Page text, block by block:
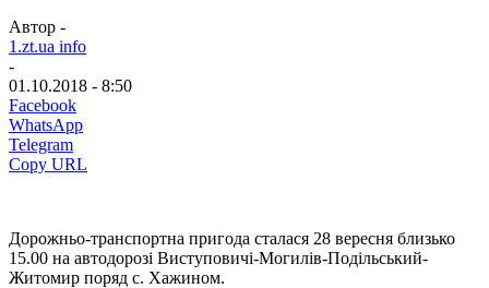
Автор -
1.zt.ua info
-
01.10.2018 - 8:50
Facebook
WhatsApp
Telegram
Copy URL
Дорожньо-транспортна пригода сталася 28 вересня близько
15.00 на автодорозі Виступовичі-Могилів-Подільський-
Житомир поряд с. Хажином.